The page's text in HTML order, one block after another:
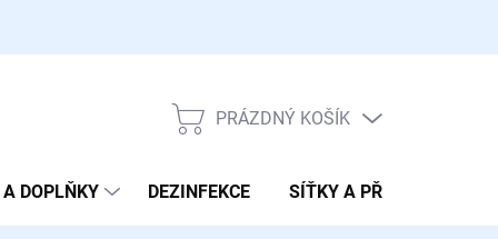
NÁKUPNÍ
PRÁZDNÝ KOŠÍK
DOPLŇKY DEZINFEKCE SÍŤKY A PŘENOSKY